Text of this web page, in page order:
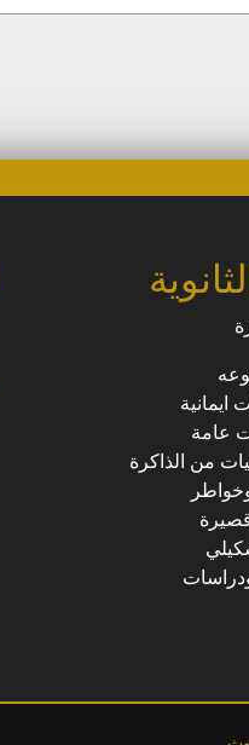
ايمانية
عامة
من الذاكرة